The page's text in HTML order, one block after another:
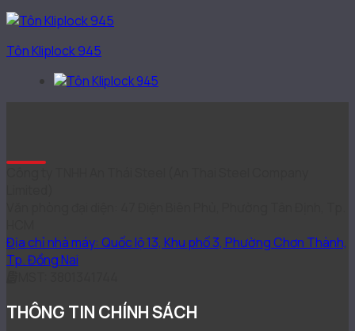
Tôn Kliplock 945
Địa chỉ nhà máy: Quốc lộ 13, Khu phố 3, Phường Chơn Thành,
Tp. Đồng Nai
THÔNG TIN CHÍNH SÁCH